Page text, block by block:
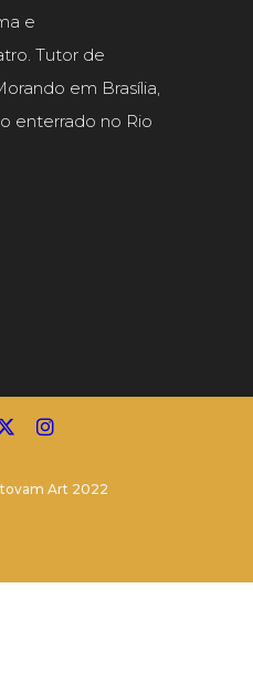
e
Tutor de
em Brasília,
enterrado no Rio
Art 2022